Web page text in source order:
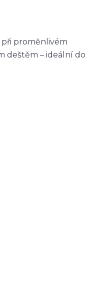
proměnlivém
deštěm – ideální do